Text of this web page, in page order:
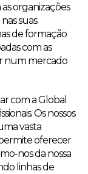
organizações
suas
de formação
com as
num mercado
com a Global
Os nossos
vasta
oferecer
nos da nossa
linhas de